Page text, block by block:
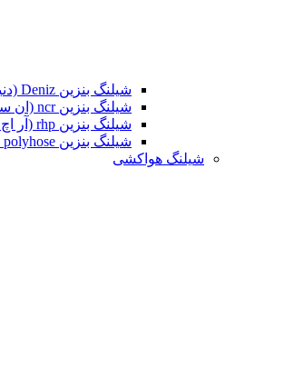
شیلنگ بنزین Deniz (دنیز)
شیلنگ بنزین ncr (ان سی آر)
شیلنگ بنزین rhp (آر اچ پی)
شیلنگ بنزین polyhose (پلی هوس)
شیلنگ هواکشی